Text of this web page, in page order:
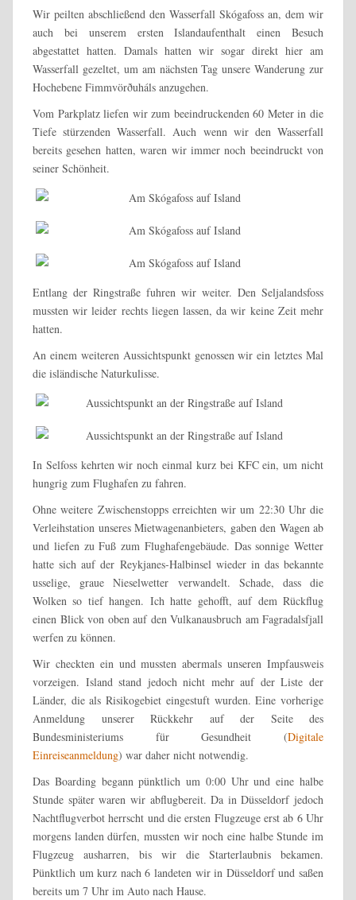
Wir peilten abschließend den Wasserfall Skógafoss an, dem wir
auch bei unserem ersten Islandaufenthalt einen Besuch
abgestattet hatten. Damals hatten wir sogar direkt hier am
Wasserfall gezeltet, um am nächsten Tag unsere Wanderung zur
Hochebene Fimmvörðuháls anzugehen.
Vom Parkplatz liefen wir zum beeindruckenden 60 Meter in die
Tiefe stürzenden Wasserfall. Auch wenn wir den Wasserfall
bereits gesehen hatten, waren wir immer noch beeindruckt von
seiner Schönheit.
Entlang der Ringstraße fuhren wir weiter. Den Seljalandsfoss
mussten wir leider rechts liegen lassen, da wir keine Zeit mehr
hatten.
An einem weiteren Aussichtspunkt genossen wir ein letztes Mal
die isländische Naturkulisse.
In Selfoss kehrten wir noch einmal kurz bei KFC ein, um nicht
hungrig zum Flughafen zu fahren.
Ohne weitere Zwischenstopps erreichten wir um 22:30 Uhr die
Verleihstation unseres Mietwagenanbieters, gaben den Wagen ab
und liefen zu Fuß zum Flughafengebäude. Das sonnige Wetter
hatte sich auf der Reykjanes-Halbinsel wieder in das bekannte
usselige, graue Nieselwetter verwandelt. Schade, dass die
Wolken so tief hangen. Ich hatte gehofft, auf dem Rückflug
einen Blick von oben auf den Vulkanausbruch am Fagradalsfjall
werfen zu können.
Wir checkten ein und mussten abermals unseren Impfausweis
vorzeigen. Island stand jedoch nicht mehr auf der Liste der
Länder, die als Risikogebiet eingestuft wurden. Eine vorherige
Anmeldung unserer Rückkehr auf der Seite des
Bundesministeriums für Gesundheit (Digitale
Einreiseanmeldung) war daher nicht notwendig.
Das Boarding begann pünktlich um 0:00 Uhr und eine halbe
Stunde später waren wir abflugbereit. Da in Düsseldorf jedoch
Nachtflugverbot herrscht und die ersten Flugzeuge erst ab 6 Uhr
morgens landen dürfen, mussten wir noch eine halbe Stunde im
Flugzeug ausharren, bis wir die Starterlaubnis bekamen.
Pünktlich um kurz nach 6 landeten wir in Düsseldorf und saßen
bereits um 7 Uhr im Auto nach Hause.